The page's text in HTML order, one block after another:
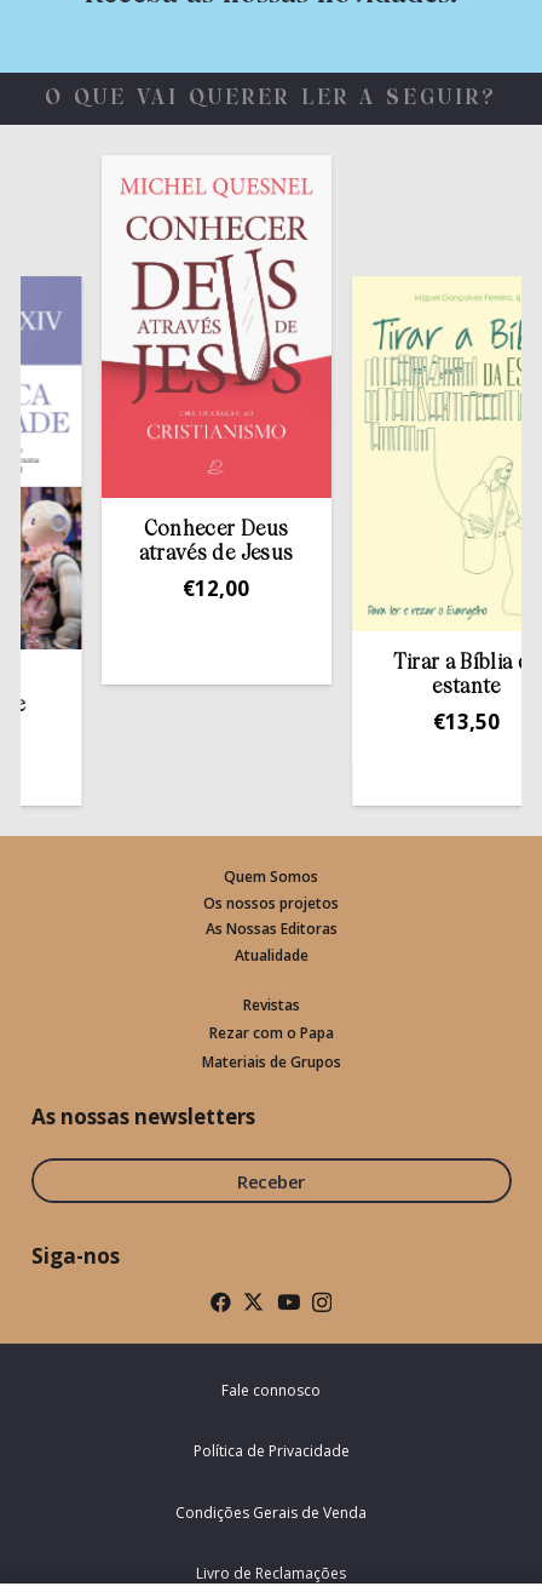
O QUE VAI QUERER LER A SEGUIR?
Conhecer Deus
através de Jesus
12,00
Tirar a Bíblia da
estante
13,50
Quem Somos
Os nossos projetos
As Nossas Editoras
Atualidade
Revistas
Rezar com o Papa
Materiais de Grupos
As nossas newsletters
Receber
Siga-nos
Fale connosco
Política de Privacidade
Condições Gerais de Venda
Livro de Reclamações